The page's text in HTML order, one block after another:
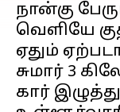
நான்கு
வெளியே
ஏதும்
சுமார் 3
கார்